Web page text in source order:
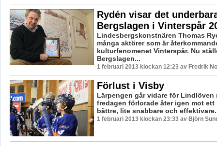
Rydén visar det
Bergslagen i Vinterspår
Lindesbergskonstnären Thomas
många aktörer som är
kulturfenomenet Vinterspår. Nu
Bergslagen...
1 februari 2013 klockan 12:23 av Fredrik
Förlust i Visby
Lärpengen går vidare för Lindlöven
fredagen förlorade åter igen mot ett
bättre, lite snabbare och
1 februari 2013 klockan 23:33 av Björn